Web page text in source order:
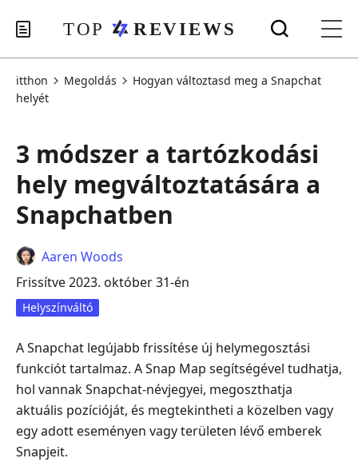
itthon Megoldás
Hogyan változtasd meg a Snapchat
helyét
3 módszer a tartózkodási
hely megváltoztatására a
Snapchatben
Aaren Woods
Frissítve 2023. október 31-én
Helyszínváltó
A Snapchat legújabb frissítése új helymegosztási
funkciót tartalmaz. A Snap Map segítségével tudhatja,
hol vannak Snapchat-névjegyei, megoszthatja
aktuális pozícióját, és megtekintheti a közelben vagy
egy adott eseményen vagy területen lévő emberek
Snapjeit.